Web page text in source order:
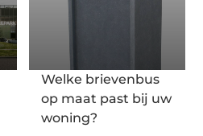
Welke brievenbus
op maat past bij uw
woning?